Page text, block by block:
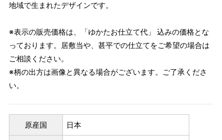
地域で生まれたデザインです。
※表示の販売価格は、「ゆかたお仕立て代」 込みの価格とな
っております。居敷当や、甚平での仕立てをご希望の場合は
ご相談ください。
※柄の出方は画像と異なる場合がございます。ご了承くださ
い。
原産国 日本